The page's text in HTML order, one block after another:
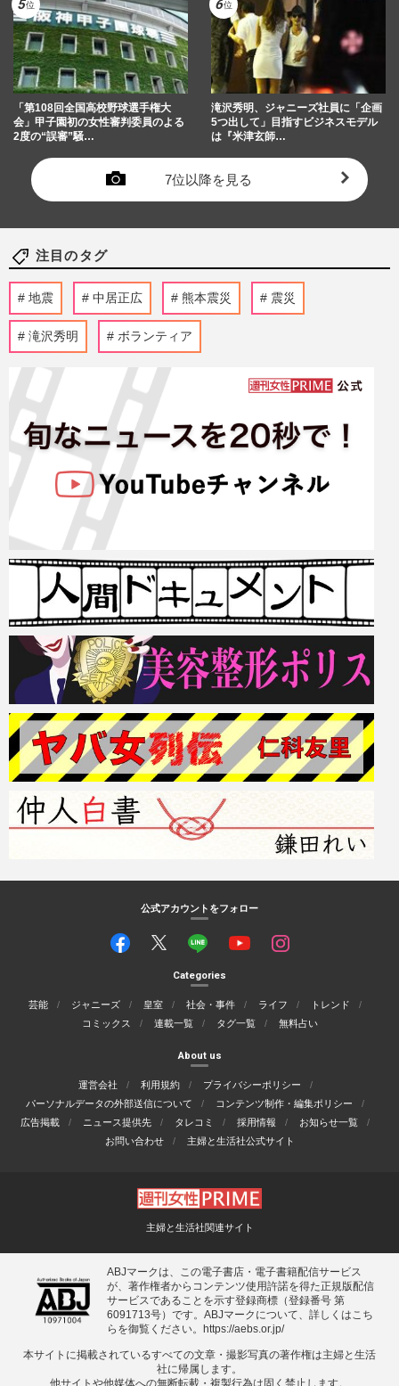
「第108回全国高校野球選手権大
会」甲子園初の女性審判委員のよる
2度の“誤審”騒…
滝沢秀明、ジャニーズ社員に「企画
5つ出して」目指すビジネスモデル
は『米津玄師…
7位以降を見る
注目のタグ
地震 中居正広 熊本震災 震災
滝沢秀明 ボランティア
公式アカウントをフォロー
Categories
芸能 ジャニーズ 皇室 社会・事件 ライフ
トレンド
コミックス
連載一覧 タグ一覧 無料占い
About us
運営会社 利用規約
プライバシーポリシー
パーソナルデータの外部送信について
コンテンツ制作・編集ポリシー
広告掲載
ニュース提供先 タレコミ 採用情報
お知らせ一覧
お問い合わせ
主婦と生活社公式サイト
主婦と生活社関連サイト
ABJマークは、この電子書店・電子書籍配信サービス
が、著作権者からコンテンツ使用許諾を得た正規版配信
サービスであることを示す登録商標（登録番号 第
6091713号）です。ABJマークについて、詳しくはこち
らを御覧ください。
https://aebs.or.jp/
本サイトに掲載されているすべての⽂章・撮影写真の著作権は主婦と⽣活
社に帰属します。
他サイトや他媒体への無断転載・複製⾏為は固く禁⽌します。